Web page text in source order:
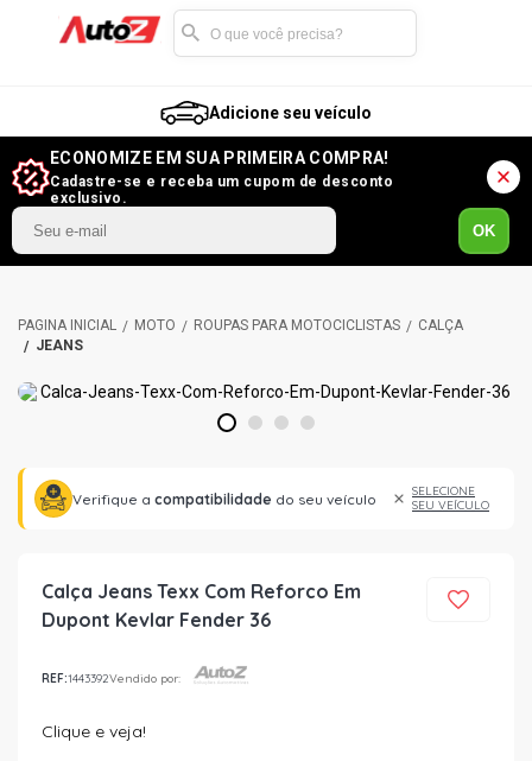
Adicione seu veículo
ECONOMIZE EM SUA PRIMEIRA COMPRA!
Cadastre-se e receba um cupom de desconto
exclusivo.
OK
MOTO ROUPAS PARA MOTOCICLISTAS
CALÇA
JEANS
1 2 3 4
Verifique a compatibilidade do seu veículo
SELECIONE
SEU VEÍCULO
Calça Jeans Texx Com Reforco Em
Dupont Kevlar Fender 36
REF:1443392Vendido por:
Clique e veja!